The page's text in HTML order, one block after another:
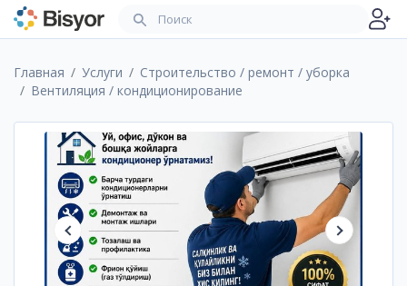
Главная Услуги
Строительство / ремонт / уборка
Вентиляция / кондиционирование